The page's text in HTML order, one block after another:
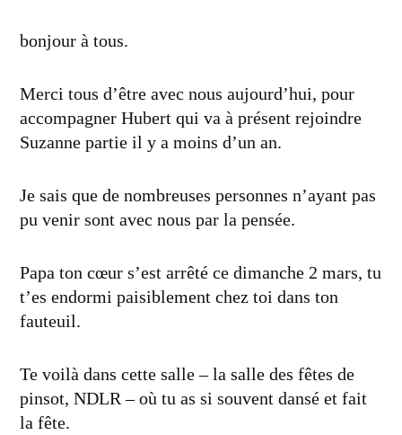
bonjour à tous.
Merci tous d’être avec nous aujourd’hui, pour
accompagner Hubert qui va à présent rejoindre
Suzanne partie il y a moins d’un an.
Je sais que de nombreuses personnes n’ayant pas
pu venir sont avec nous par la pensée.
Papa ton cœur s’est arrêté ce dimanche 2 mars, tu
t’es endormi paisiblement chez toi dans ton
fauteuil.
Te voilà dans cette salle – la salle des fêtes de
pinsot, NDLR – où tu as si souvent dansé et fait
la fête.